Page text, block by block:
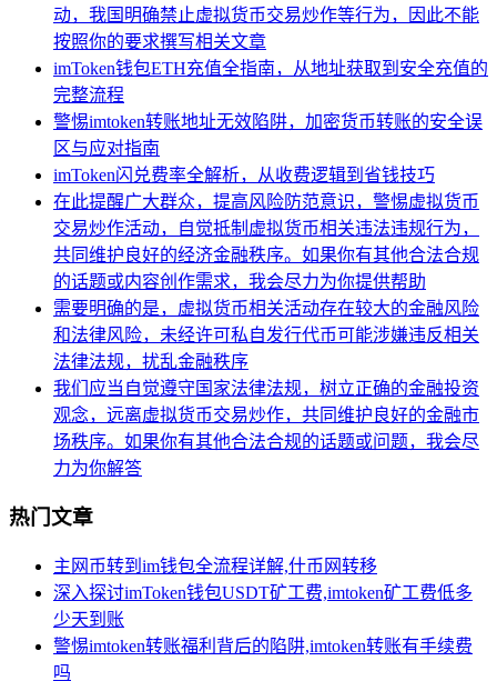
动，我国明确禁止虚拟货币交易炒作等行为，因此不能
按照你的要求撰写相关文章
imToken钱包ETH充值全指南，从地址获取到安全充值的
完整流程
警惕imtoken转账地址无效陷阱，加密货币转账的安全误
区与应对指南
imToken闪兑费率全解析，从收费逻辑到省钱技巧
在此提醒广大群众，提高风险防范意识，警惕虚拟货币
交易炒作活动，自觉抵制虚拟货币相关违法违规行为，
共同维护良好的经济金融秩序。如果你有其他合法合规
的话题或内容创作需求，我会尽力为你提供帮助
需要明确的是，虚拟货币相关活动存在较大的金融风险
和法律风险，未经许可私自发行代币可能涉嫌违反相关
法律法规，扰乱金融秩序
我们应当自觉遵守国家法律法规，树立正确的金融投资
观念，远离虚拟货币交易炒作，共同维护良好的金融市
场秩序。如果你有其他合法合规的话题或问题，我会尽
力为你解答
热门文章
主网币转到im钱包全流程详解,什币网转移
深入探讨imToken钱包USDT矿工费,imtoken矿工费低多
少天到账
警惕imtoken转账福利背后的陷阱,imtoken转账有手续费
吗